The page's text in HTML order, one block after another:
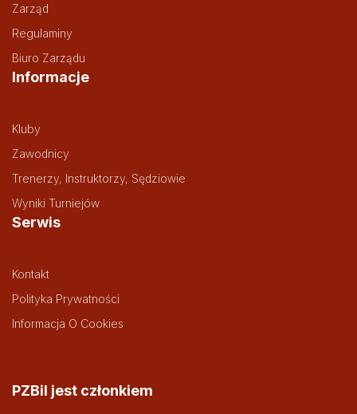
Zarząd
Regulaminy
Biuro Zarządu
Informacje
Kluby
Zawodnicy
Trenerzy, Instruktorzy, Sędziowie
Wyniki Turniejów
Serwis
Kontakt
Polityka Prywatności
Informacja O Cookies
PZBil jest członkiem